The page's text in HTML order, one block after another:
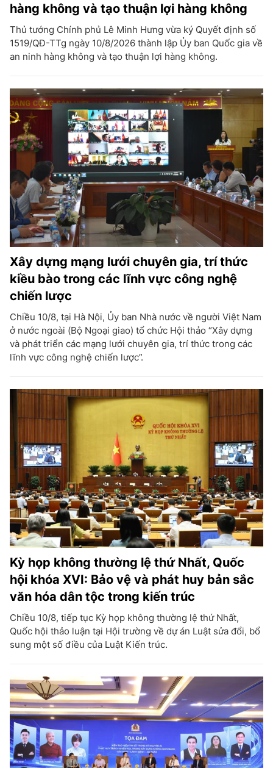
hàng không và tạo thuận lợi hàng không
Thủ tướng Chính phủ Lê Minh Hưng vừa ký Quyết định số
1519/QĐ-TTg ngày 10/8/2026 thành lập Ủy ban Quốc gia về
an ninh hàng không và tạo thuận lợi hàng không.
Xây dựng mạng lưới chuyên gia, trí thức
kiều bào trong các lĩnh vực công nghệ
chiến lược
Chiều 10/8, tại Hà Nội, Ủy ban Nhà nước về người Việt Nam
ở nước ngoài (Bộ Ngoại giao) tổ chức Hội thảo “Xây dựng
và phát triển các mạng lưới chuyên gia, trí thức trong các
lĩnh vực công nghệ chiến lược”.
Kỳ họp không thường lệ thứ Nhất, Quốc
hội khóa XVI: Bảo vệ và phát huy bản sắc
văn hóa dân tộc trong kiến trúc
Chiều 10/8, tiếp tục Kỳ họp không thường lệ thứ Nhất,
Quốc hội thảo luận tại Hội trường về dự án Luật sửa đổi, bổ
sung một số điều của Luật Kiến trúc.